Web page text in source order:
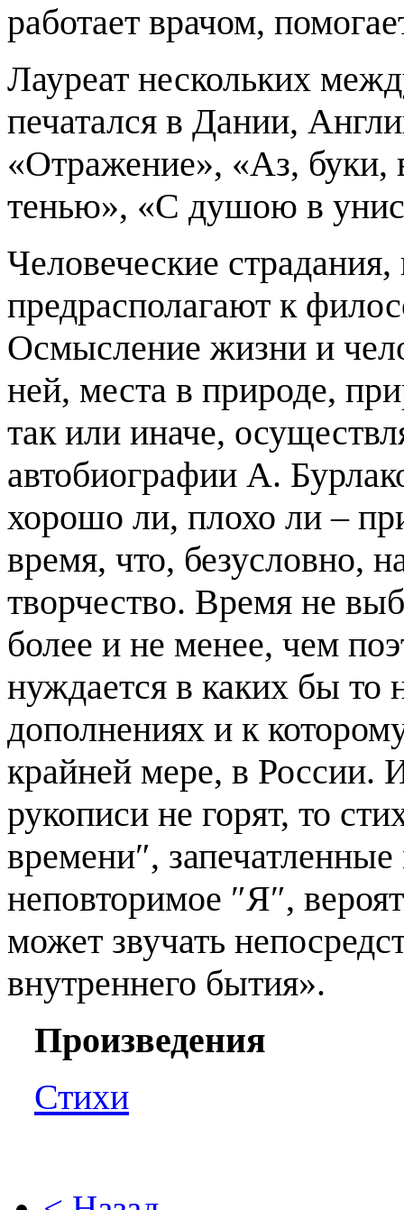
работает врачом,
Лауреат нескольких
печатался в Дании,
«Отражение», «Аз, буки,
тенью», «С душою в
Человеческие
предрасполагают к
Осмысление жизни и
ней, места в природе,
так или иначе,
автобиографии А.
хорошо ли, плохо ли –
время, что, безусловно,
творчество. Время не
более и не менее, чем
нуждается в каких бы
дополнениях и к
крайней мере, в России.
рукописи не горят, то
времени″,
неповторимое ″Я″,
может звучать
внутреннего бытия».
Произведения
Стихи